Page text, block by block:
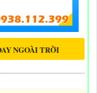
NGOÀI TRỜI